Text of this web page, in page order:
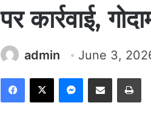
पर कार्रवाई,
admin June 3,
Facebook
X Messenger
Share via Email